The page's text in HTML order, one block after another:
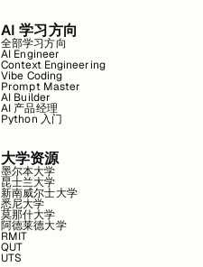
AI 学习方向
全部学习方向
AI Engineer
Context Engineering
Vibe Coding
Prompt Master
AI Builder
AI 产品经理
Python 入门
大学资源
墨尔本大学
昆士兰大学
新南威尔士大学
悉尼大学
莫那什大学
阿德莱德大学
RMIT
QUT
UTS